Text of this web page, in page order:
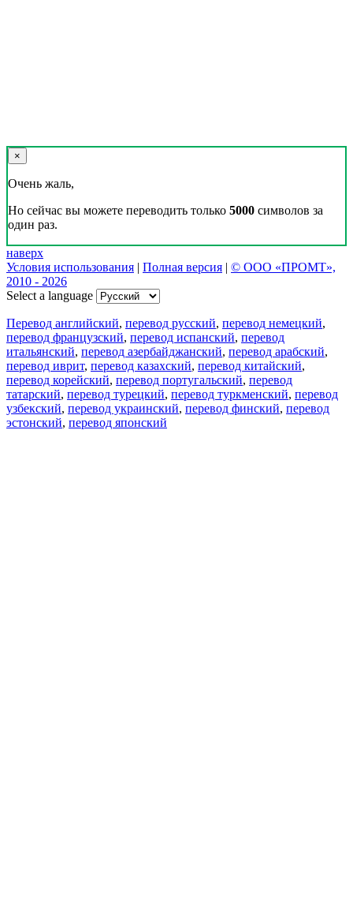
×
Очень жаль,
Но сейчас вы можете переводить только 5000 символов за
один раз.
наверх
Условия использования | Полная версия | © ООО «ПРОМТ»,
2010 - 2026
Select a language
Перевод английский, перевод русский, перевод немецкий,
перевод французский, перевод испанский, перевод
итальянский, перевод азербайджанский, перевод арабский,
перевод иврит, перевод казахский, перевод китайский,
перевод корейский, перевод португальский, перевод
татарский, перевод турецкий, перевод туркменский, перевод
узбекский, перевод украинский, перевод финский, перевод
эстонский, перевод японский